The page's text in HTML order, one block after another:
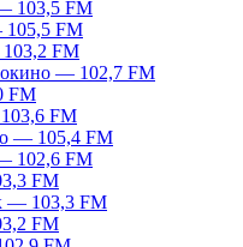
103,5 FM
105,5 FM
FM
— 102,7 FM
FM
FM
— 105,4 FM
102,6 FM
FM
— 103,3 FM
FM